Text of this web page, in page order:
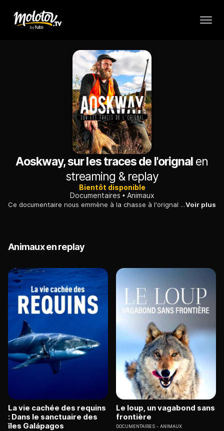
Aoskway, sur les traces de l'orignal en
streaming & replay
Bientôt disponible
Documentaires
Animaux
Ce documentaire nous emmène à la chasse à l'orignal en compagnie de Brad Gros-Louis, un jeune chasseur wendat désireux de partager son savoir traditionnel avec trois amis chasseurs allochtones, qui sont ouverts à vivre l'aventure autrement.Voir plus
Animaux en replay
La vie cachée des requins
: Dans le sanctuaire des
îles Galápagos
Le loup, un vagabond sans
frontière
DOCUMENTAIRES ANIMAUX